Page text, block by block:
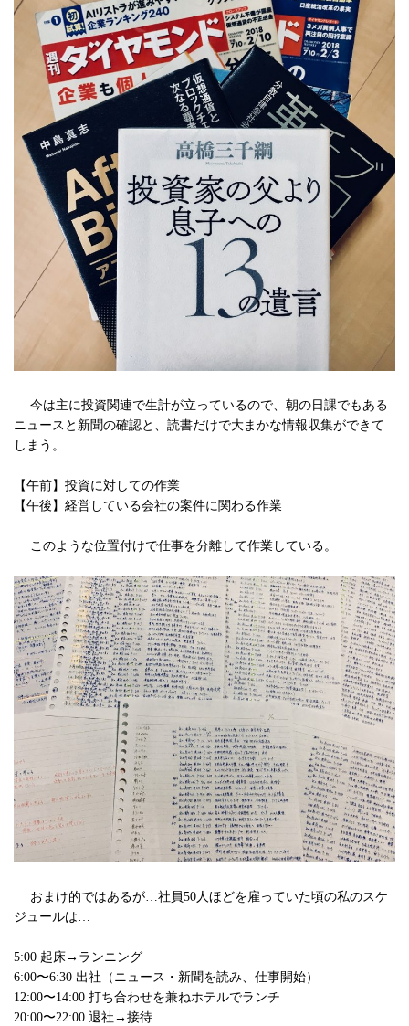
今は主に投資関連で生計が立っているので、朝の日課でもある
ニュースと新聞の確認と、読書だけで大まかな情報収集ができて
しまう。
【午前】投資に対しての作業
【午後】経営している会社の案件に関わる作業
このような位置付けで仕事を分離して作業している。
おまけ的ではあるが…社員50人ほどを雇っていた頃の私のスケ
ジュールは…
5:00 起床→ランニング
6:00〜6:30 出社（ニュース・新聞を読み、仕事開始）
12:00〜14:00 打ち合わせを兼ねホテルでランチ
20:00〜22:00 退社→接待